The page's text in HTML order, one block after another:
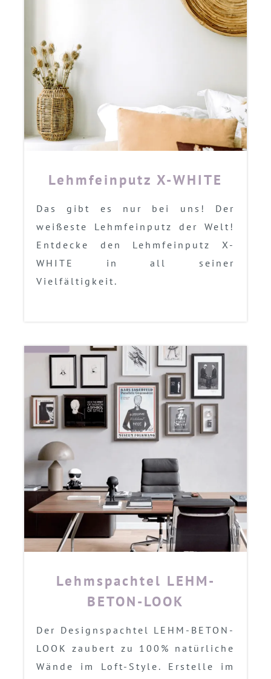
Lehmfeinputz X-WHITE
Das gibt es nur bei uns! Der
weißeste Lehmfeinputz der Welt!
Entdecke den Lehmfeinputz X-
WHITE in all seiner
Vielfältigkeit.
Lehmspachtel LEHM-
BETON-LOOK
Der Designspachtel LEHM-BETON-
LOOK zaubert zu 100% natürliche
Wände im Loft-Style. Erstelle im